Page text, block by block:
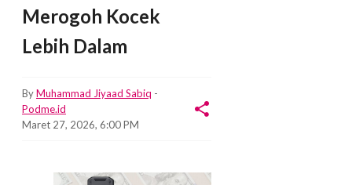
Merogoh Kocek
Lebih Dalam
ByMuhammad Jiyaad Sabiq -
Podme.id
Maret 27, 2026, 6:00 PM